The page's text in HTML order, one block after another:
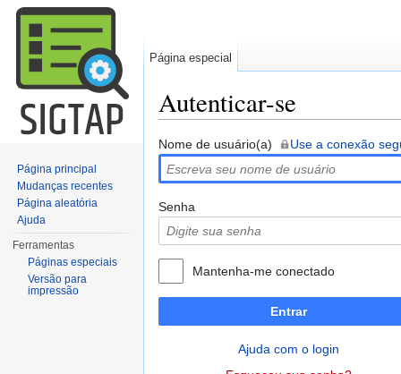
Autenticar-se
Nome de usuário(a)
Use a conexão
Senha
Mantenha-me conectado
Entrar
Ajuda com o login
Página especial
Página principal
Mudanças recentes
Página aleatória
Ajuda
Ferramentas
Páginas especiais
Versão para
impressão